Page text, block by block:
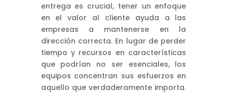
entrega es crucial, tener un enfoque
en el valor al cliente ayuda a las
empresas a mantenerse en la
dirección correcta. En lugar de perder
tiempo y recursos en características
que podrían no ser esenciales, los
equipos concentran sus esfuerzos en
aquello que verdaderamente importa.